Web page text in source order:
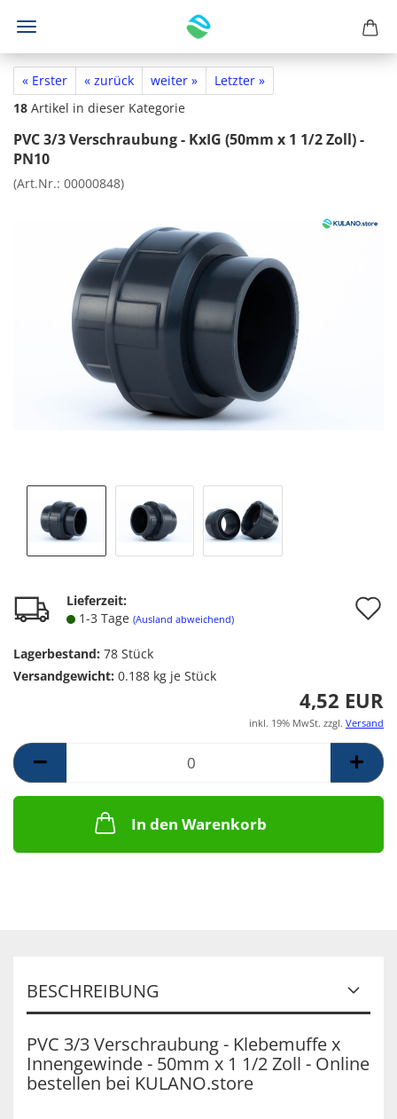
« Erster « zurück weiter »
Letzter »
18 Artikel in dieser Kategorie
PVC 3/3 Verschraubung - KxIG (50mm x 1 1/2 Zoll) -
PN10
(Art.Nr.: 00000848)
Lieferzeit:
1-3 Tage (Ausland abweichend)
Lagerbestand: 78 Stück
Versandgewicht: 0.188 kg je Stück
4,52 EUR
inkl. 19% MwSt. zzgl. Versand
In den Warenkorb
BESCHREIBUNG
PVC 3/3 Verschraubung - Klebemuffe x
Innengewinde - 50mm x 1 1/2 Zoll - Online
bestellen bei KULANO.store